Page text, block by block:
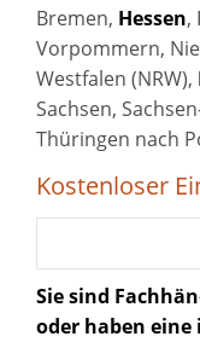
Bremen, Hessen,
Vorpommern,
Westfalen (NRW),
Sachsen,
Thüringen nach
Kostenloser
Sie sind
oder haben